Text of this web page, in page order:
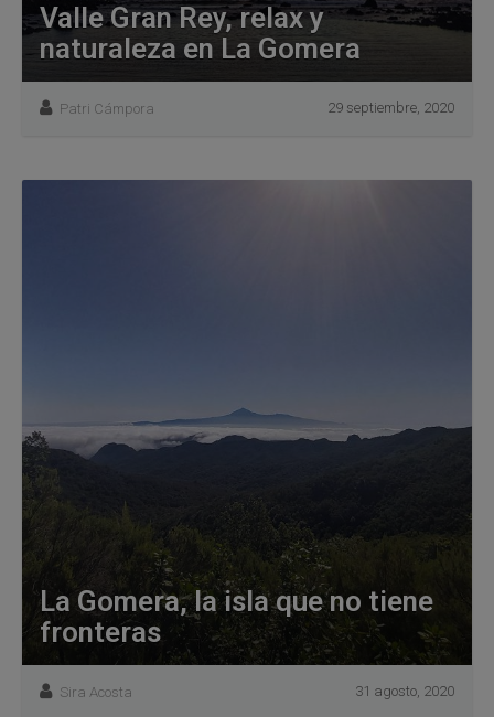
Valle Gran Rey, relax y
naturaleza en La Gomera
Patri Cámpora 29 septiembre, 2020
La Gomera, la isla que no tiene
fronteras
Sira Acosta 31 agosto, 2020